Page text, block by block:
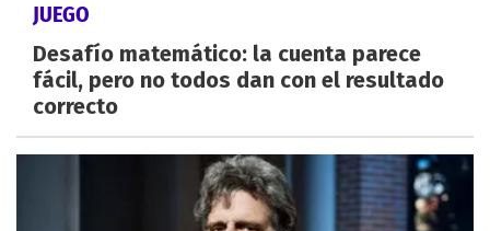
JUEGO
Desafío matemático: la cuenta parece
fácil, pero no todos dan con el resultado
correcto